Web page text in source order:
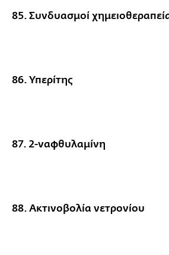
85. Συνδυασμοί
86. Υπερίτης
87. 2-ναφθυλαμίνη
88. Ακτινοβολία νετρονίου